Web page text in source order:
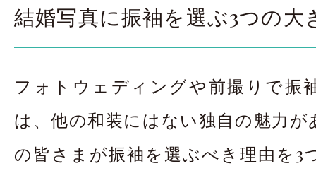
結婚写真に振袖を選ぶ3つの大
フォトウェディングや前撮りで振
は、他の和装にはない独自の魅力が
の皆さまが振袖を選ぶべき理由を3